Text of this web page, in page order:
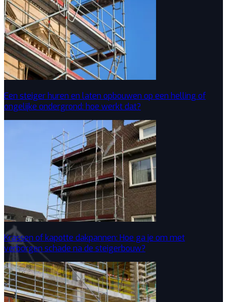
Een steiger huren en laten opbouwen op een helling of
ongelijke ondergrond: hoe werkt dat?
Krassen of kapotte dakpannen: Hoe ga je om met
verborgen schade na de steigerbouw?